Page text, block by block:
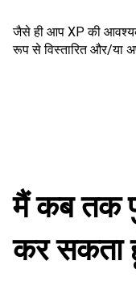
जैसे ही आप XP की
रूप से विस्तारित और/या
मैं कब तक
कर सकता